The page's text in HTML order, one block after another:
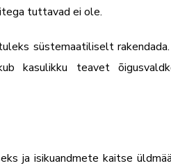
tuttavad ei ole.
süstemaatiliselt
kasulikku teavet
ja isikuandmete kaitse